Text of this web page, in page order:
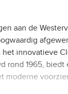
aan de
innovatieve
rond 1965,
moderne